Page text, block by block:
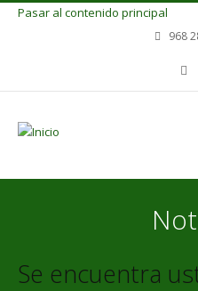
Pasar al contenido principal
968
Se encuentra